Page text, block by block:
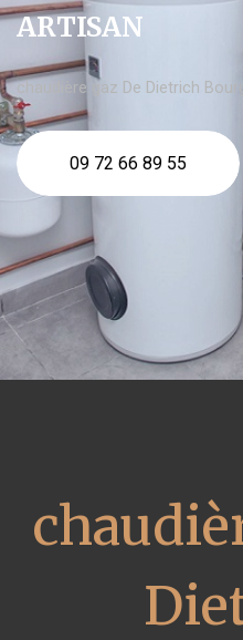
ARTISAN
chaudière gaz De Dietrich
09 72 66 89 55